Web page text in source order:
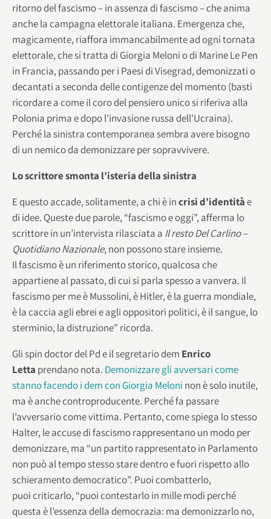
ritorno del fascismo – in assenza di fascismo – che anima
anche la campagna elettorale italiana. Emergenza che,
magicamente, riaffora immancabilmente ad ogni tornata
elettorale, che si tratta di Giorgia Meloni o di Marine Le Pen
in Francia, passando per i Paesi di Visegrad, demonizzati o
decantati a seconda delle contigenze del momento (basti
ricordare a come il coro del pensiero unico si riferiva alla
Polonia prima e dopo l’invasione russa dell’Ucraina).
Perché la sinistra contemporanea sembra avere bisogno
di un nemico da demonizzare per sopravvivere.
Lo scrittore smonta l’isteria della sinistra
E questo accade, solitamente, a chi è incrisi d’identitàe
di idee. Queste due parole, “fascismo e oggi”, afferma lo
scrittore in un’intervista rilasciata a Il resto Del Carlino –
Quotidiano Nazionale, non possono stare insieme.
Il fascismo è un riferimento storico, qualcosa che
appartiene al passato, di cui si parla spesso a vanvera. Il
fascismo per me è Mussolini, è Hitler, è la guerra mondiale,
è la caccia agli ebrei e agli oppositori politici, è il sangue, lo
sterminio, la distruzione” ricorda.
Gli spin doctor del Pd e il segretario dem Enrico
Letta prendano nota. Demonizzare gli avversari come
stanno facendo i dem con Giorgia Meloni non è solo inutile,
ma è anche controproducente. Perché fa passare
l’avversario come vittima. Pertanto, come spiega lo stesso
Halter, le accuse di fascismo rappresentano un modo per
demonizzare, ma “un partito rappresentato in Parlamento
non può al tempo stesso stare dentro e fuori rispetto allo
schieramento democratico”. Puoi combatterlo,
puoi criticarlo, “puoi contestarlo in mille modi perché
questa è l’essenza della democrazia: ma demonizzarlo no,